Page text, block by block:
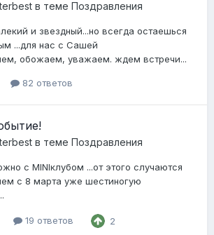
в теме Поздравления
и звездный...но всегда остаешься
...для нас с Сашей
обожаем, уважаем. ждем встречи...
82 ответов
в теме Поздравления
с MINIклубом ...от этого случаются
с 8 марта уже шестиногую
19 ответов 2